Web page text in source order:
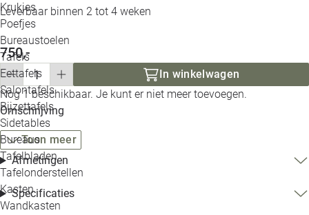
Krukjes
Poefjes
Bureaustoelen
Tafels
Eettafels
Salontafels
Bijzettafels
Sidetables
Bureaus
Tafelbladen
Tafelonderstellen
Kasten
Wandkasten
Alle
Leverbaar binnen 2 tot 4 weken
750,-
In winkelwagen
Nog 1 beschikbaar. Je kunt er niet meer toevoegen.
Omschrijving
Toon meer
Afmetingen
Specificaties